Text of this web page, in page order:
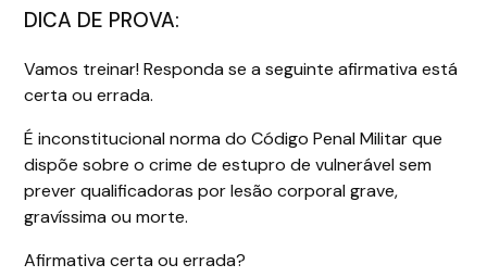
DICA DE PROVA:
Vamos treinar! Responda se a seguinte afirmativa está
certa ou errada.
É inconstitucional norma do Código Penal Militar que
dispõe sobre o crime de estupro de vulnerável sem
prever qualificadoras por lesão corporal grave,
gravíssima ou morte.
Afirmativa certa ou errada?